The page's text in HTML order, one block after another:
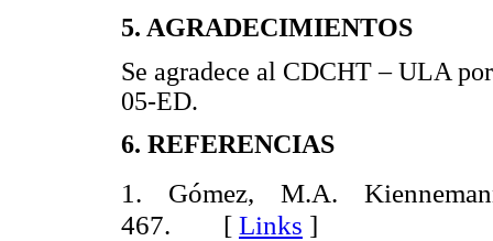
5. AGRADECIMIENTOS
Se agradece al CDCHT – ULA
05-ED.
6. REFERENCIAS
1. Gómez, M.A.
467. [ Links ]